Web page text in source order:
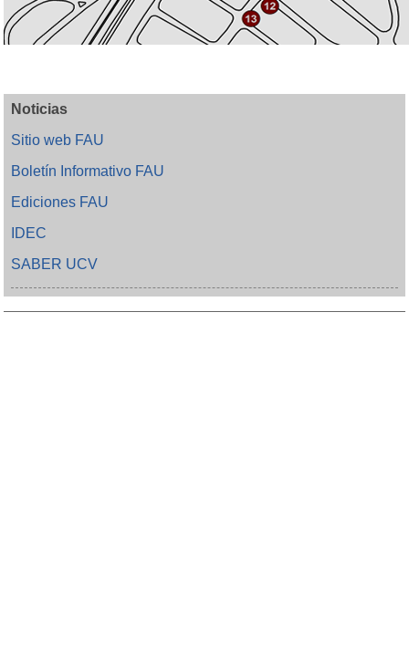
Noticias
Sitio web FAU
Boletín Informativo FAU
Ediciones FAU
IDEC
SABER UCV